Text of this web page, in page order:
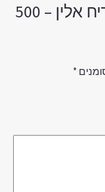
שמפו לכלבים וחתולים ריח אלין – 500
*